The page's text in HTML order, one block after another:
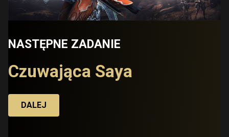
NASTĘPNE ZADANIE
Czuwająca Saya
DALEJ